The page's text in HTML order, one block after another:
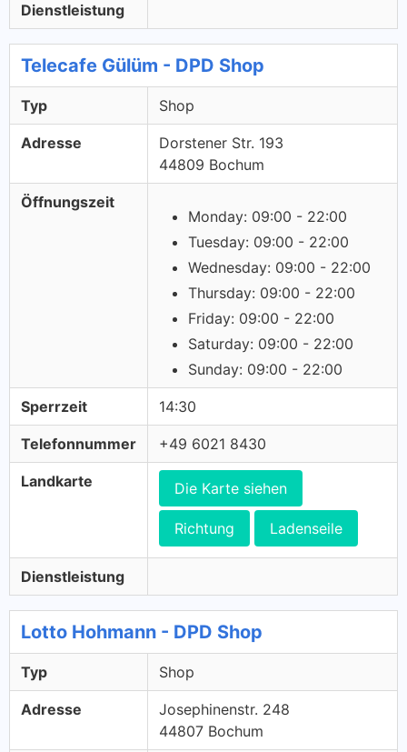
Dienstleistung
Telecafe Gülüm - DPD Shop
Typ Shop
Adresse
Dorstener Str. 193
44809 Bochum
Öffnungszeit
Monday: 09:00 - 22:00
Tuesday: 09:00 - 22:00
Wednesday: 09:00 - 22:00
Thursday: 09:00 - 22:00
Friday: 09:00 - 22:00
Saturday: 09:00 - 22:00
Sunday: 09:00 - 22:00
Sperrzeit 14:30
Telefonnummer +49 6021 8430
Landkarte Die Karte siehen
Richtung Ladenseile
Dienstleistung
Lotto Hohmann - DPD Shop
Typ Shop
Adresse
Josephinenstr. 248
44807 Bochum